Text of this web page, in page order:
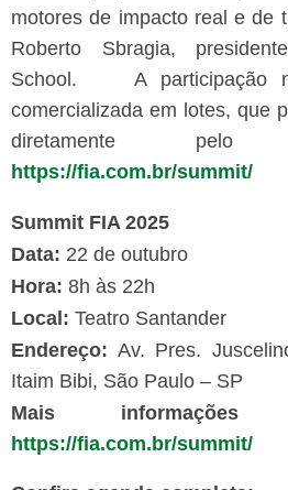
motores de impacto real e de
Roberto Sbragia,
School. A participação
comercializada em lotes, que
diretamente
https://fia.com.br/summit/
Summit FIA 2025
Data: 22 de outubro
Hora: 8h às 22h
Local: Teatro Santander
Endereço:Av. Pres.
Itaim Bibi, São Paulo – SP
Mais
https://fia.com.br/summit/